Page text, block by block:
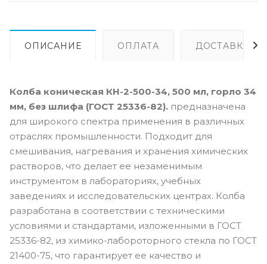
ОПИСАНИЕ ОПЛАТА ДОСТАВКА
Колба коническая КН-2-500-34, 500 мл, горло 34
мм, без шлифа (ГОСТ 25336-82). предназначена
для широкого спектра применения в различных
отраслях промышленности. Подходит для
смешивания, нагревания и хранения химических
растворов, что делает ее незаменимым
инструментом в лабораториях, учебных
заведениях и исследовательских центрах. Колба
разработана в соответствии с техническими
условиями и стандартами, изложенными в ГОСТ
25336-82, из химико-лабороторного стекла по ГОСТ
21400-75, что гарантирует ее качество и